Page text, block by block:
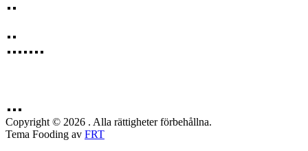
Copyright © 2026 . Alla rättigheter förbehållna.
Tema Fooding av FRT